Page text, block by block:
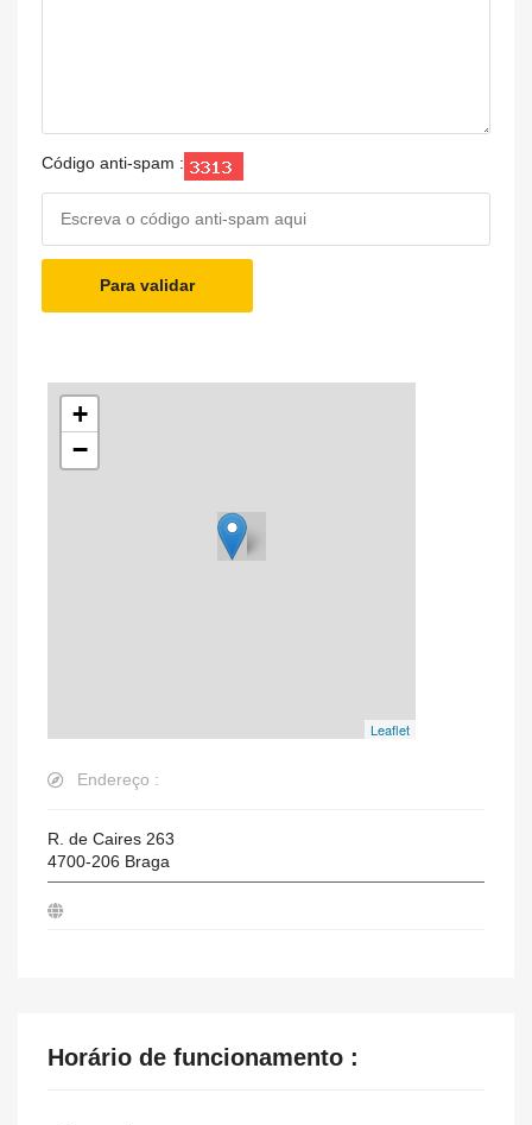
Código anti-spam :
Para validar
+
−
Leaflet
Endereço :
R. de Caires 263
4700-206 Braga
Horário de funcionamento :